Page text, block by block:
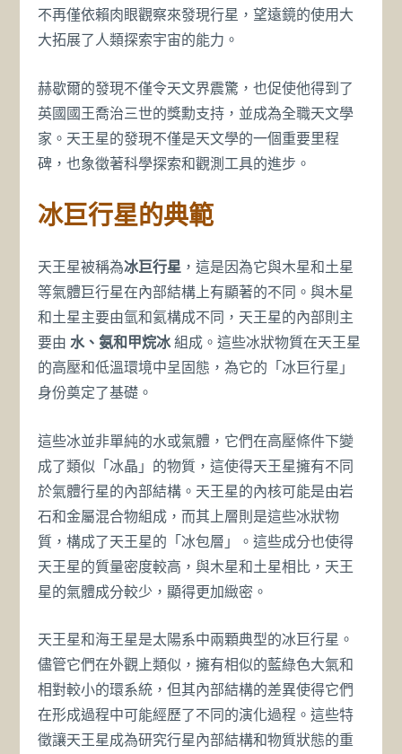
不再僅依賴肉眼觀察來發現行星，望遠鏡的使用大
大拓展了人類探索宇宙的能力。
赫歇爾的發現不僅令天文界震驚，也促使他得到了
英國國王喬治三世的獎勳支持，並成為全職天文學
家。天王星的發現不僅是天文學的一個重要里程
碑，也象徵著科學探索和觀測工具的進步。
冰巨行星的典範
天王星被稱為冰巨行星 ，這是因為它與木星和土星
等氣體巨行星在內部結構上有顯著的不同。與木星
和土星主要由氫和氦構成不同，天王星的內部則主
要由水、氨和甲烷冰組成。這些冰狀物質在天王星
的高壓和低溫環境中呈固態，為它的「冰巨行星」
身份奠定了基礎。
這些冰並非單純的水或氣體，它們在高壓條件下變
成了類似「冰晶」的物質，這使得天王星擁有不同
於氣體行星的內部結構。天王星的內核可能是由岩
石和金屬混合物組成，而其上層則是這些冰狀物
質，構成了天王星的「冰包層」。這些成分也使得
天王星的質量密度較高，與木星和土星相比，天王
星的氣體成分較少，顯得更加緻密。
天王星和海王星是太陽系中兩顆典型的冰巨行星。
儘管它們在外觀上類似，擁有相似的藍綠色大氣和
相對較小的環系統，但其內部結構的差異使得它們
在形成過程中可能經歷了不同的演化過程。這些特
徵讓天王星成為研究行星內部結構和物質狀態的重